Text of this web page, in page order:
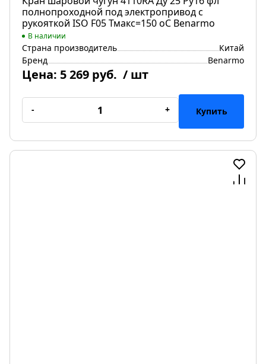
полнопроходной под электропривод с
рукояткой ISO F05 Тмакс=150 оС Benarmo
В наличии
Страна производитель
Китай
Бренд
Benarmo
Цена: 5 269 руб. / шт
- + Купить